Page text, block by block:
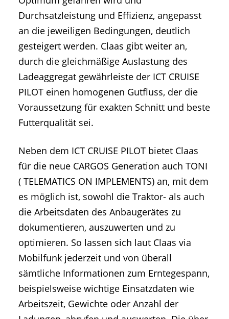
Durchsatzleistung und Effizienz, angepasst
an die jeweiligen Bedingungen, deutlich
gesteigert werden. Claas gibt weiter an,
durch die gleichmäßige Auslastung des
Ladeaggregat gewährleiste der ICT CRUISE
PILOT einen homogenen Gutfluss, der die
Voraussetzung für exakten Schnitt und beste
Futterqualität sei.
Neben dem ICT CRUISE PILOT bietet Claas
für die neue CARGOS Generation auch TONI
( TELEMATICS ON IMPLEMENTS) an, mit dem
es möglich ist, sowohl die Traktor- als auch
die Arbeitsdaten des Anbaugerätes zu
dokumentieren, auszuwerten und zu
optimieren. So lassen sich laut Claas via
Mobilfunk jederzeit und von überall
sämtliche Informationen zum Erntegespann,
beispielsweise wichtige Einsatzdaten wie
Arbeitszeit, Gewichte oder Anzahl der